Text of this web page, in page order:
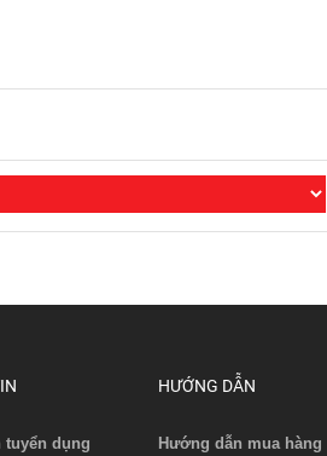
tuyển dụng
HƯỚNG DẪN
Hướng dẫn mua hàng